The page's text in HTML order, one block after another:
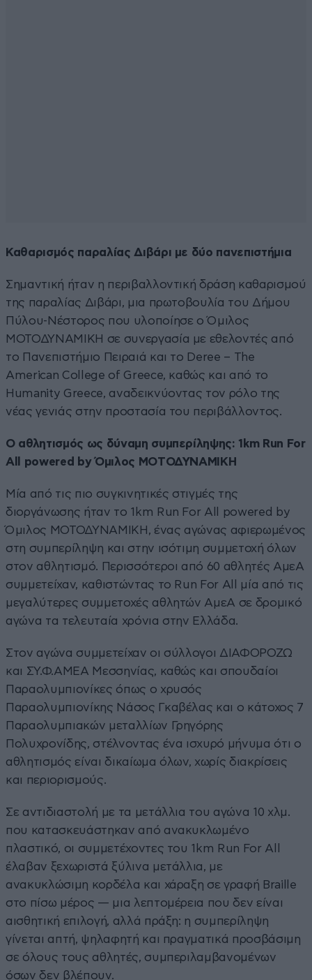
Καθαρισμός παραλίας Διβάρι με δύο πανεπιστήμια
Σημαντική ήταν η περιβαλλοντική δράση καθαρισμού
της παραλίας Διβάρι, μια πρωτοβουλία του Δήμου
Πύλου-Νέστορος που υλοποίησε ο Όμιλος
ΜΟΤΟΔΥΝΑΜΙΚΗ σε συνεργασία με εθελοντές από
το Πανεπιστήμιο Πειραιά και το Deree – The
American College of Greece, καθώς και από το
Humanity Greece, αναδεικνύοντας τον ρόλο της
νέας γενιάς στην προστασία του περιβάλλοντος.
Ο αθλητισμός ως δύναμη συμπερίληψης: 1km Run For
All powered by Όμιλος ΜΟΤΟΔΥΝΑΜΙΚΗ
Μία από τις πιο συγκινητικές στιγμές της
διοργάνωσης ήταν το 1km Run For All powered by
Όμιλος ΜΟΤΟΔΥΝΑΜΙΚΗ, ένας αγώνας αφιερωμένος
στη συμπερίληψη και στην ισότιμη συμμετοχή όλων
στον αθλητισμό. Περισσότεροι από 60 αθλητές ΑμεΑ
συμμετείχαν, καθιστώντας το Run For All μία από τις
μεγαλύτερες συμμετοχές αθλητών ΑμεΑ σε δρομικό
αγώνα τα τελευταία χρόνια στην Ελλάδα.
Στον αγώνα συμμετείχαν οι σύλλογοι ΔΙΑΦΟΡΟΖΩ
και ΣΥ.Φ.ΑΜΕΑ Μεσσηνίας, καθώς και σπουδαίοι
Παραολυμπιονίκες όπως ο χρυσός
Παραολυμπιονίκης Νάσος Γκαβέλας και ο κάτοχος 7
Παραολυμπιακών μεταλλίων Γρηγόρης
Πολυχρονίδης, στέλνοντας ένα ισχυρό μήνυμα ότι ο
αθλητισμός είναι δικαίωμα όλων, χωρίς διακρίσεις
και περιορισμούς.
Σε αντιδιαστολή με τα μετάλλια του αγώνα 10 χλμ.
που κατασκευάστηκαν από ανακυκλωμένο
πλαστικό, οι συμμετέχοντες του 1km Run For All
έλαβαν ξεχωριστά ξύλινα μετάλλια, με
ανακυκλώσιμη κορδέλα και χάραξη σε γραφή Braille
στο πίσω μέρος — μια λεπτομέρεια που δεν είναι
αισθητική επιλογή, αλλά πράξη: η συμπερίληψη
γίνεται απτή, ψηλαφητή και πραγματικά προσβάσιμη
σε όλους τους αθλητές, συμπεριλαμβανομένων
όσων δεν βλέπουν.